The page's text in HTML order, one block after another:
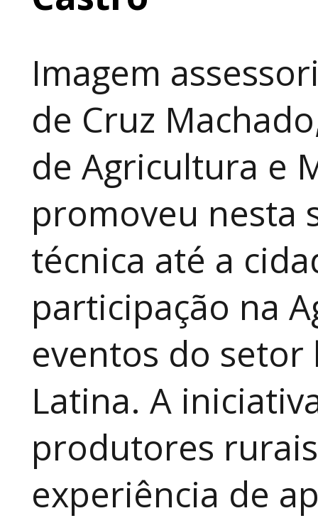
Imagem
de Cruz
de Agricultura e
promoveu nesta
técnica até a
participação na
eventos do
Latina. A
produtores
experiência de